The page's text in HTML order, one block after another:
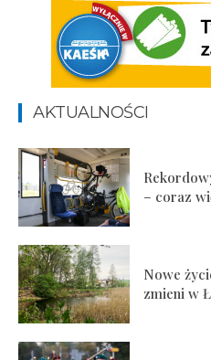
AKTUALNOŚCI
– coraz
Nowe
zmieni w